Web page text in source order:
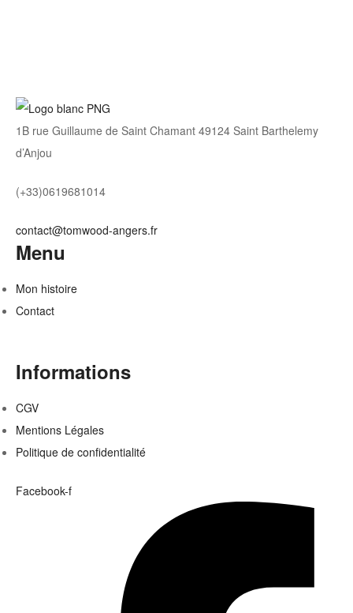
1B rue Guillaume de Saint Chamant 49124 Saint Barthelemy
d’Anjou
(+33)0619681014
contact@tomwood-angers.fr
Menu
Mon histoire
Contact
Informations
CGV
Mentions Légales
Politique de confidentialité
Facebook-f